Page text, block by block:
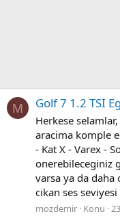
M Golf 7 1.2 TSI
Herkese
aracima komple
- Kat X - Varex -
onerebileceginiz
varsa ya da daha
cikan ses
mozdemir Konu